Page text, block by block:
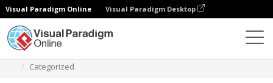
Visual Paradigm Online Visual Paradigm Desktop
Categorized